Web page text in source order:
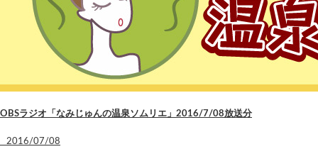
OBSラジオ「なみじゅんの温泉ソムリエ」2016/7/08放送分
2016/07/08